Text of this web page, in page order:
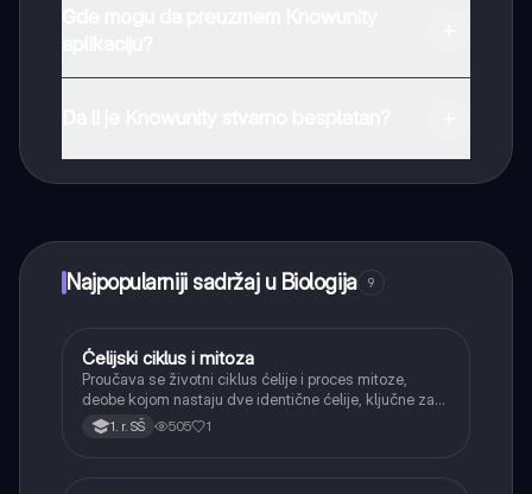
Najpopularniji sadržaj u Biologija 9
Biologija
Ćelijski ciklus i mitoza
Proučava se životni ciklus ćelije i proces mitoze,
deobe kojom nastaju dve identične ćelije, ključne za
rast i obnavljanje tkiva.
1. r. SŠ 505 1